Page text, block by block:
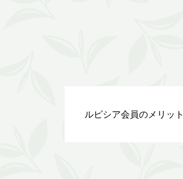
ルピシア会員のメリット